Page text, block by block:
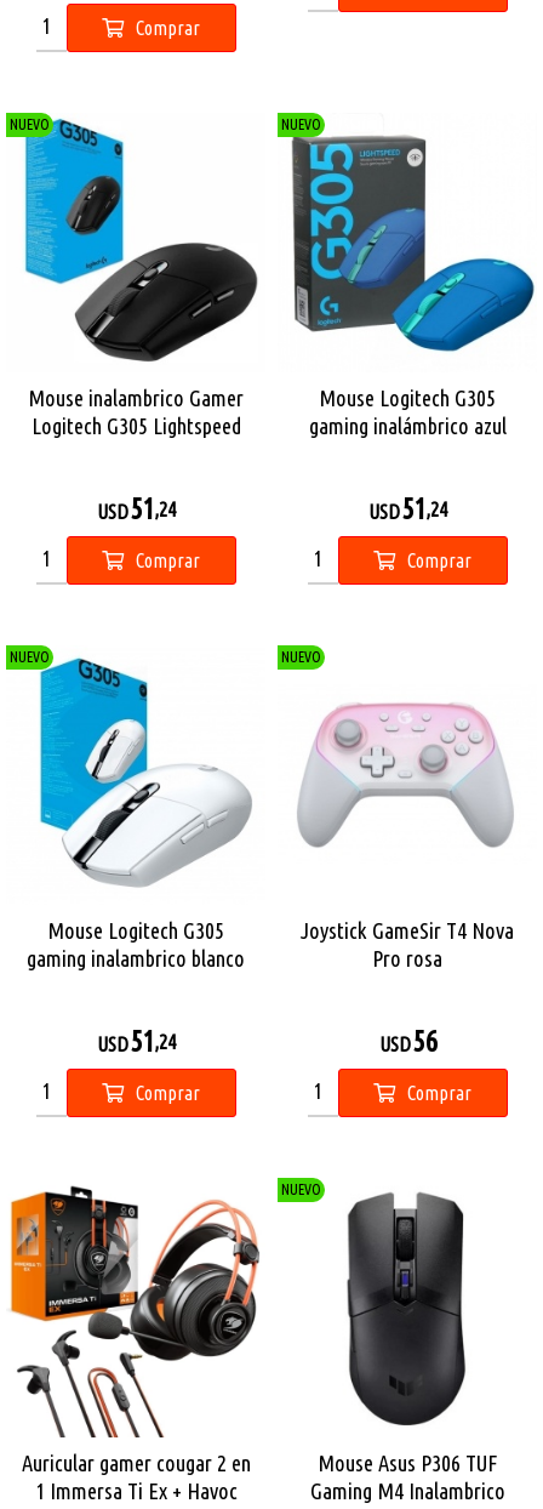
Comprar
NUEVO
Mouse inalambrico Gamer
Logitech G305 Lightspeed
USD51 ,24
Comprar
NUEVO
Mouse Logitech G305
gaming inalámbrico azul
USD51 ,24
Comprar
NUEVO
Mouse Logitech G305
gaming inalambrico blanco
USD51 ,24
Comprar
NUEVO
Joystick GameSir T4 Nova
Pro rosa
USD56
Comprar
Auricular gamer cougar 2 en
1 Immersa Ti Ex + Havoc
NUEVO
Mouse Asus P306 TUF
Gaming M4 Inalambrico